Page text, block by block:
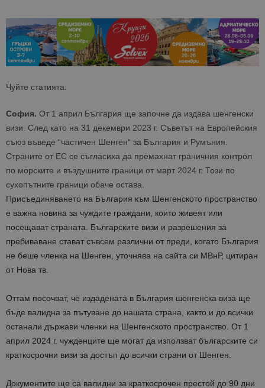
Чуйте статията:
София. От 1 април България ще започне да издава шенгенски
визи. След като на 31 декември 2023 г. Съветът на Европейския
съюз въведе “частичен Шенген“ за България и Румъния.
Страните от ЕС се съгласиха да премахнат граничния контрол
по морските и въздушните граници от март 2024 г. Този по
сухопътните граници обаче остава.
Присъединяването на България към Шенгенското пространство
е важна новина за чуждите граждани, които живеят или
посещават страната. Българските визи и разрешения за
пребиваване стават съвсем различни от преди, когато България
не беше членка на Шенген, уточнява на сайта си МВнР, цитиран
от Нова тв.
Оттам посочват, че издадената в България шенгенска виза ще
бъде валидна за пътуване до нашата страна, както и до всички
останали държави членки на Шенгенското пространство. От 1
април 2024 г. чужденците ще могат да използват българските си
краткосрочни визи за достъп до всички страни от Шенген.
Документите ще са валидни за краткосрочен престой до 90 дни